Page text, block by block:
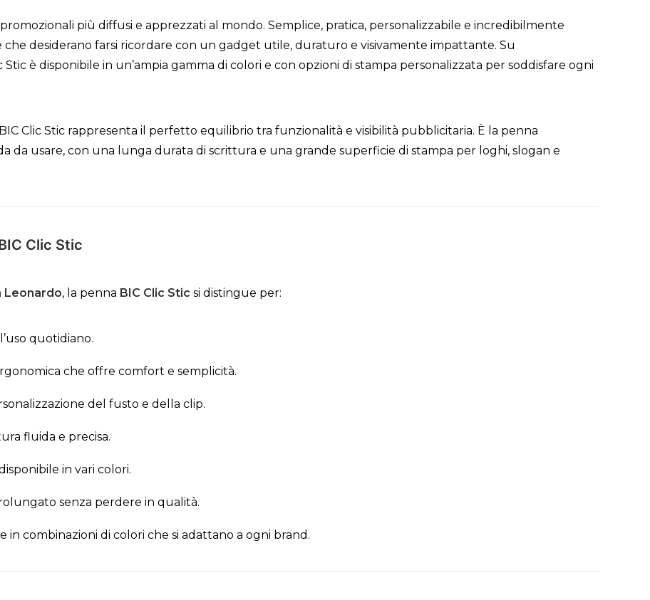
più diffusi e apprezzati al mondo. Semplice, pratica, personalizzabile e incredibilmente
desiderano farsi ricordare con un gadget utile, duraturo e visivamente impattante. Su
Stic è disponibile in un’ampia gamma di colori e con opzioni di stampa personalizzata per soddisfare ogni
Clic Stic rappresenta il perfetto equilibrio tra funzionalità e visibilità pubblicitaria. È la penna
da usare, con una lunga durata di scrittura e una grande superficie di stampa per loghi, slogan e
Clic Stic
Leonardo, la penna BIC Clic Stic si distingue per:
quotidiano.
che offre comfort e semplicità.
del fusto e della clip.
fluida e precisa.
in vari colori.
senza perdere in qualità.
in combinazioni di colori che si adattano a ogni brand.